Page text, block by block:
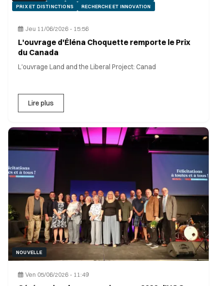
PRIX ET DISTINCTIONS
RECHERCHE ET INNOVATION
Jeu 11/06/2026 - 15:56
L'ouvrage d'Éléna Choquette remporte le Prix
du Canada
L'ouvrage Land and the Liberal Project: Canad
Lire plus
NOUVELLE
Ven 05/06/2026 - 11:49